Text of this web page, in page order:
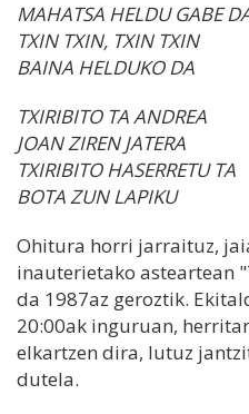
MAHATSA HELDU GABE
TXIN TXIN, TXIN TXIN
BAINA HELDUKO DA
TXIRIBITO TA ANDREA
JOAN ZIREN JATERA
TXIRIBITO HASERRETU TA
BOTA ZUN LAPIKU
Ohitura horri jarraituz,
inauterietako asteartean
da 1987az geroztik.
20:00ak inguruan,
elkartzen dira, lutuz
dutela.